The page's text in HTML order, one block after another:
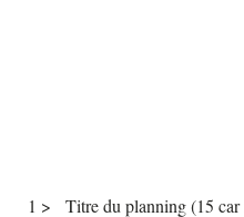
1 > Titre du planning (15 car